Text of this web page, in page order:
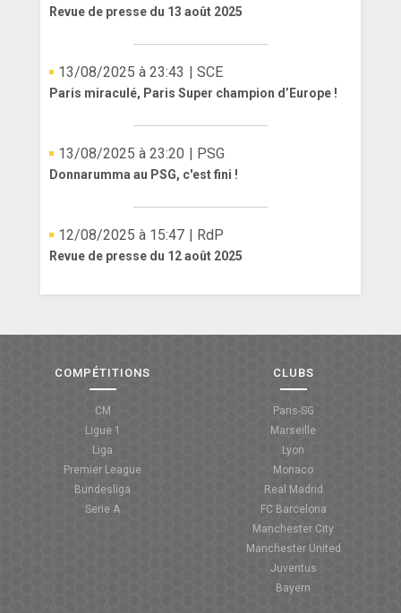
Revue de presse du 13 août 2025
13/08/2025 à 23:43 | SCE
Paris miraculé, Paris Super champion d’Europe !
13/08/2025 à 23:20 | PSG
Donnarumma au PSG, c'est fini !
12/08/2025 à 15:47 | RdP
Revue de presse du 12 août 2025
COMPÉTITIONS
CM
Ligue 1
Liga
Premier League
Bundesliga
Serie A
CLUBS
Paris-SG
Marseille
Lyon
Monaco
Real Madrid
FC Barcelona
Manchester City
Manchester United
Juventus
Bayern